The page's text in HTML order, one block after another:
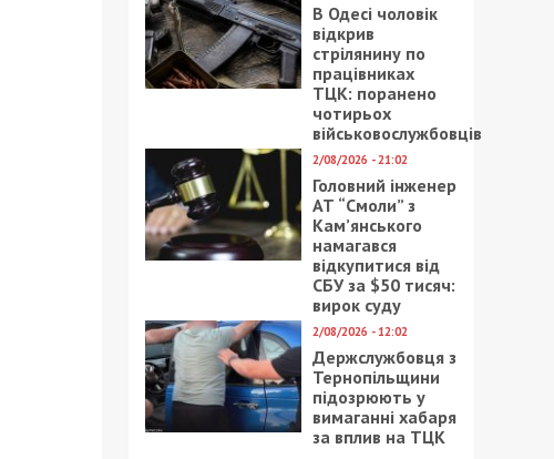
В Одесі чоловік
відкрив
стрілянину по
працівниках
ТЦК: поранено
чотирьох
військовослужбовців
2/08/2026 - 21:02
Головний інженер
АТ “Смоли” з
Кам’янського
намагався
відкупитися від
СБУ за $50 тисяч:
вирок суду
2/08/2026 - 12:02
Держслужбовця з
Тернопільщини
підозрюють у
вимаганні хабаря
за вплив на ТЦК